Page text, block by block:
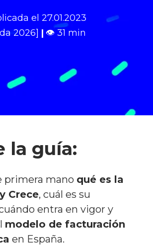
el 27.01.2023
2026] | 👁 31 min
la guía:
primera mano qué es la
Crece, cuál es su
entra en vigor y
modelo de facturación
en España.